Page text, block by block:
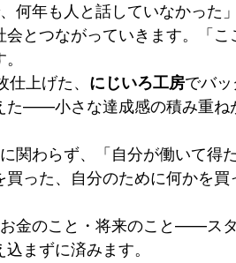
何年も人と話していなかった
とつながっていきます。「こ
上げた、 にじいろ工房でバ
た——小さな達成感の積み重ね
関わらず、「自分が働いて得
買った、自分のために何かを
金のこと・将来のこと——ス
まずに済みます。